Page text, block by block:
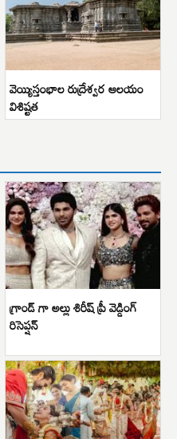
వెయ్యిస్తంభాల రుద్రేశ్వర ఆలయం
విశిష్టత
గ్రాండ్ గా అల్లు శిరీష్ ప్రీ వెడ్డింగ్
రిసెప్షన్